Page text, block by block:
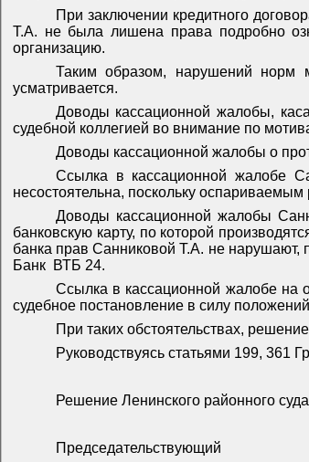
При заключении кредитного
Т.А. не была лишена права подробно
организацию.
Таким образом, нарушений норм
усматривается.
Доводы кассационной жалобы,
судебной коллегией во внимание по
Доводы кассационной жалобы о
Ссылка в кассационной жалобе
несостоятельна, поскольку
Доводы кассационной жалобы
банковскую карту, по которой
банка прав Санниковой Т.А. не нарушают,
Банк ВТБ 24.
Ссылка в кассационной жалобе на
судебное постановление в силу
При таких обстоятельствах,
Руководствуясь статьями 199, 361
Решение Ленинского районного
Председательствующий